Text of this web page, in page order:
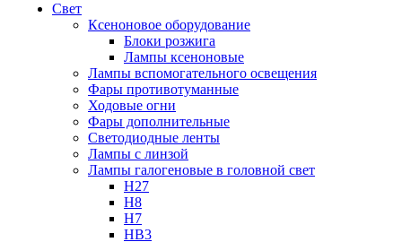
Свет
Ксеноновое оборудование
Блоки розжига
Лампы ксеноновые
Лампы вспомогательного освещения
Фары противотуманные
Ходовые огни
Фары дополнительные
Светодиодные ленты
Лампы с линзой
Лампы галогеновые в головной свет
H27
H8
H7
HB3